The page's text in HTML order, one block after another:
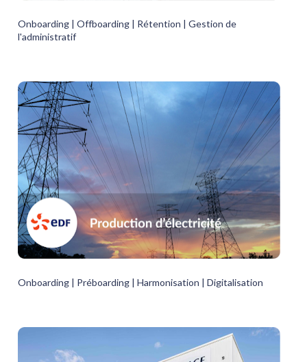
Onboarding | Offboarding | Rétention | Gestion de
l'administratif
Onboarding | Préboarding | Harmonisation | Digitalisation